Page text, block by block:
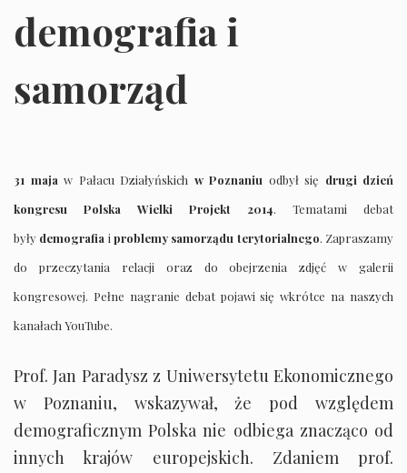
demografia i
samorząd
31 maja w Pałacu Działyńskich w Poznaniu odbył się drugi dzień
kongresu Polska Wielki Projekt 2014. Tematami debat
były demografia iproblemy samorządu terytorialnego. Zapraszamy
do przeczytania relacji oraz do obejrzenia zdjęć w galerii
kongresowej. Pełne nagranie debat pojawi się wkrótce na naszych
kanałach YouTube.
Prof. Jan Paradysz z Uniwersytetu Ekonomicznego
w Poznaniu, wskazywał, że pod względem
demograficznym Polska nie odbiega znacząco od
innych krajów europejskich. Zdaniem prof.